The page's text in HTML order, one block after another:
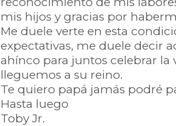
mis hijos y gracias por
Me duele verte en esta
expectativas, me duele decir
ahínco para juntos celebrar la
lleguemos a su reino.
Te quiero papá jamás podré
Hasta luego
Toby Jr.